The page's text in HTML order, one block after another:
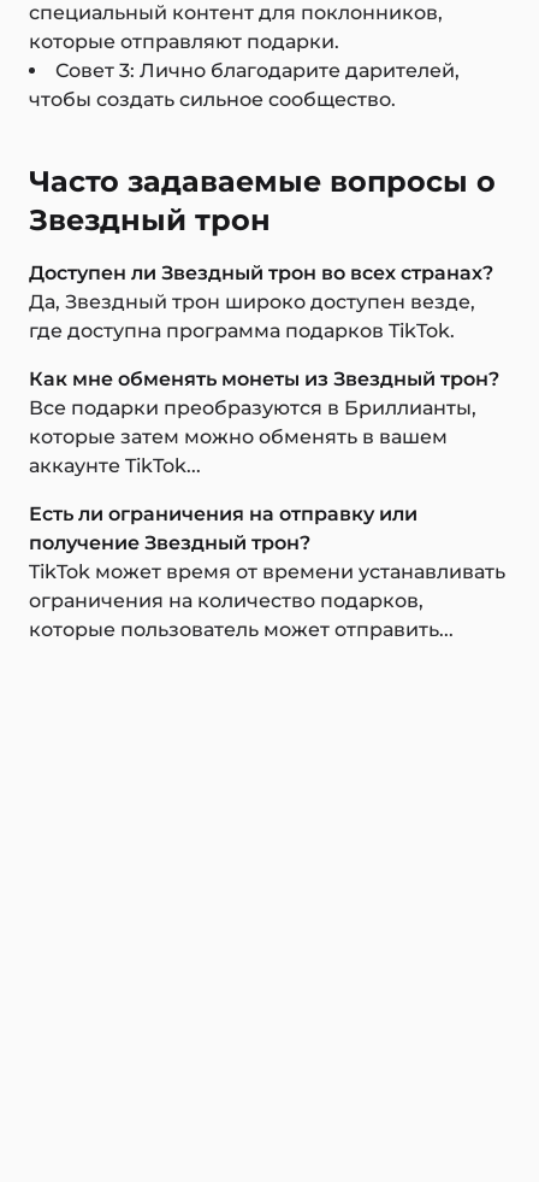
специальный контент для поклонников,
которые отправляют подарки.
Совет 3: Лично благодарите дарителей,
чтобы создать сильное сообщество.
Часто задаваемые вопросы о
Звездный трон
Доступен ли Звездный трон во всех странах?
Да, Звездный трон широко доступен везде,
где доступна программа подарков TikTok.
Как мне обменять монеты из Звездный трон?
Все подарки преобразуются в Бриллианты,
которые затем можно обменять в вашем
аккаунте TikTok...
Есть ли ограничения на отправку или
получение Звездный трон?
TikTok может время от времени устанавливать
ограничения на количество подарков,
которые пользователь может отправить...